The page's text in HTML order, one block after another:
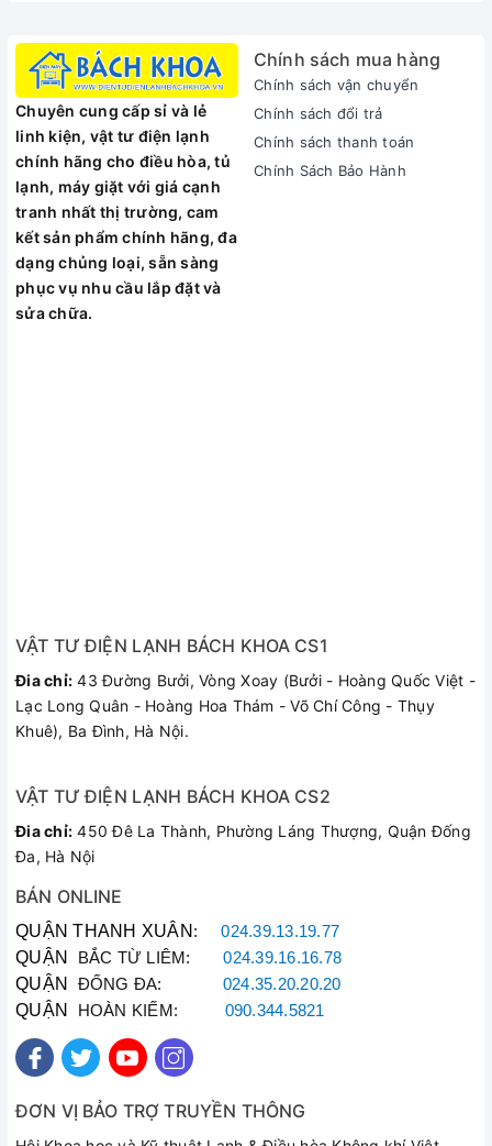
Các Lỗi Thường Gặp Trên Điều Hòa Di
Động Casper
Điều hòa di động Casper báo lỗi E5, E4
trên màn hình hiển thị.
Máy cắm điện nhưng không nguồn,
không hoạt động.
Block (máy nén) không chạy hoặc chạy
chuyên sâu về các dòng điều hòa máy đứng, điều
hòa mini, chúng tôi cam kết mang lại sự hài lòng
Linh kiện chính hãng:
mạch, quạt chính hãng Casper, sẵn kho đầy đủ.
Kiểm tra bắt bệnh chính xác:Báo đúng lỗi, sửa
đúng giá, tuyệt đối không bày vẽ câu tiền.
Phục vụ siêu tốc:
quận huyện nội thành Hà Nội.
Bảo hành dài hạn:
Mọi hạng mục sửa chữa và
thay thế đều được bảo hành từ 3 đến 6 tháng.
Khách Hàng Nói Gì Về Chúng Tôi?
Anh Hoàng - Quận Thanh Xuân:
Chuyên cung cấp sỉ và lẻ
linh kiện, vật tư điện lạnh
chính hãng cho điều hòa, tủ
lạnh, máy giặt với giá cạnh
tranh nhất thị trường, cam
kết sản phẩm chính hãng, đa
dạng chủng loại, sẵn sàng
phục vụ nhu cầu lắp đặt và
sửa chữa.
Chính sách mua hàng
Chính sách vận chuyển
Chính sách đổi trả
Chính sách thanh toán
Chính Sách Bảo Hành
VẬT TƯ ĐIỆN LẠNH BÁCH KHOA CS1
Đia chỉ: 43 Đường Bưởi, Vòng Xoay (Bưởi - Hoàng Quốc Việt -
Lạc Long Quân - Hoàng Hoa Thám - Võ Chí Công - Thụy
Khuê), Ba Đình, Hà Nội.
VẬT TƯ ĐIỆN LẠNH BÁCH KHOA CS2
Đia chỉ: 450 Đê La Thành, Phường Láng Thượng, Quận Đống
Đa, Hà Nội
BÁN ONLINE
QUẬN THANH XUÂN :024.39.13.19.77
QUẬN BẮC TỪ LIÊM:024.39.16.16.78
QUẬN ĐỐNG ĐA: 024.35.20.20.20
QUẬN HOÀN KIẾM: 090.344.5821
ĐƠN VỊ BẢO TRỢ TRUYỀN THÔNG